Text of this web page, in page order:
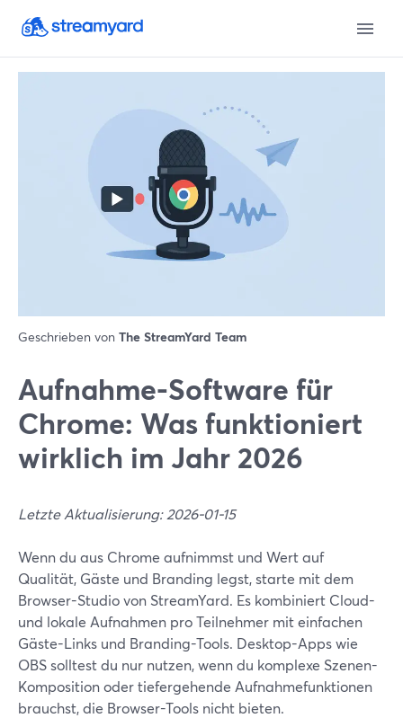
Geschrieben von The StreamYard Team
Aufnahme-Software für
Chrome: Was funktioniert
wirklich im Jahr 2026
Letzte Aktualisierung: 2026-01-15
Wenn du aus Chrome aufnimmst und Wert auf
Qualität, Gäste und Branding legst, starte mit dem
Browser-Studio von StreamYard. Es kombiniert Cloud-
und lokale Aufnahmen pro Teilnehmer mit einfachen
Gäste-Links und Branding-Tools. Desktop-Apps wie
OBS solltest du nur nutzen, wenn du komplexe Szenen-
Komposition oder tiefergehende Aufnahmefunktionen
brauchst, die Browser-Tools nicht bieten.